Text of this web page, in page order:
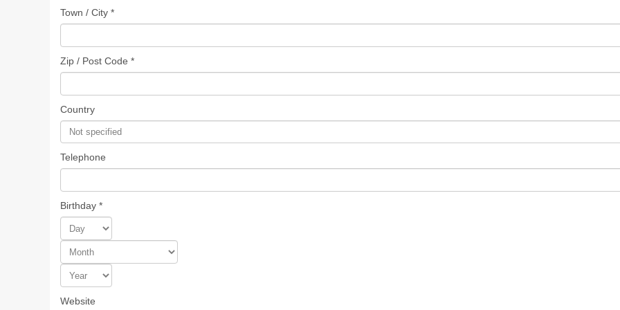
Town / City *
Zip / Post Code *
Country
Telephone
Birthday *
Website